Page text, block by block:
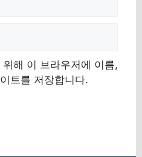
해 이 브라우저에 이름,
트를 저장합니다.